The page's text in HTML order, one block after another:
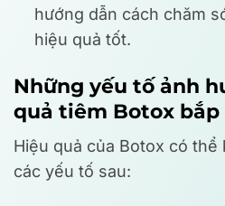
hướng dẫn cách chăm
hiệu quả tốt.
Những yếu tố ảnh
quả tiêm Botox bắp
Hiệu quả của Botox có thể
các yếu tố sau: